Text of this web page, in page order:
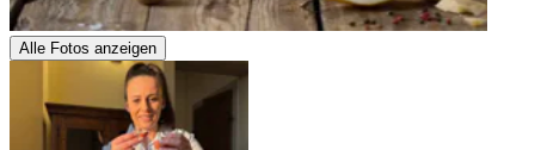
Alle Fotos anzeigen